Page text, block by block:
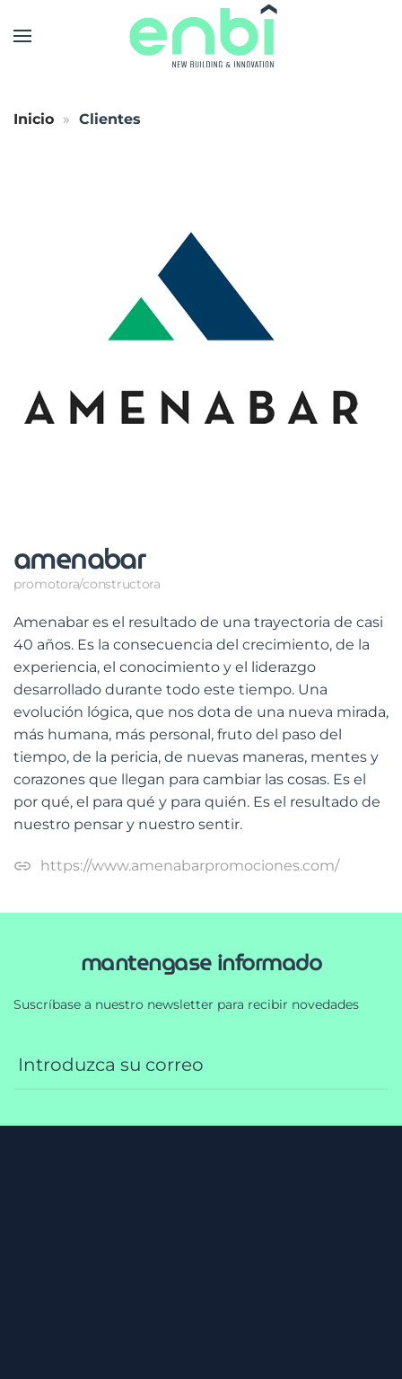
Skip to main content
Inicio Clientes
amenabar
promotora/constructora
Amenabar es el resultado de una trayectoria de casi
40 años. Es la consecuencia del crecimiento, de la
experiencia, el conocimiento y el liderazgo
desarrollado durante todo este tiempo. Una
evolución lógica, que nos dota de una nueva mirada,
más humana, más personal, fruto del paso del
tiempo, de la pericia, de nuevas maneras, mentes y
corazones que llegan para cambiar las cosas. Es el
por qué, el para qué y para quién. Es el resultado de
nuestro pensar y nuestro sentir.
https://www.amenabarpromociones.com/
mantengase informado
Suscríbase a nuestro newsletter para recibir novedades